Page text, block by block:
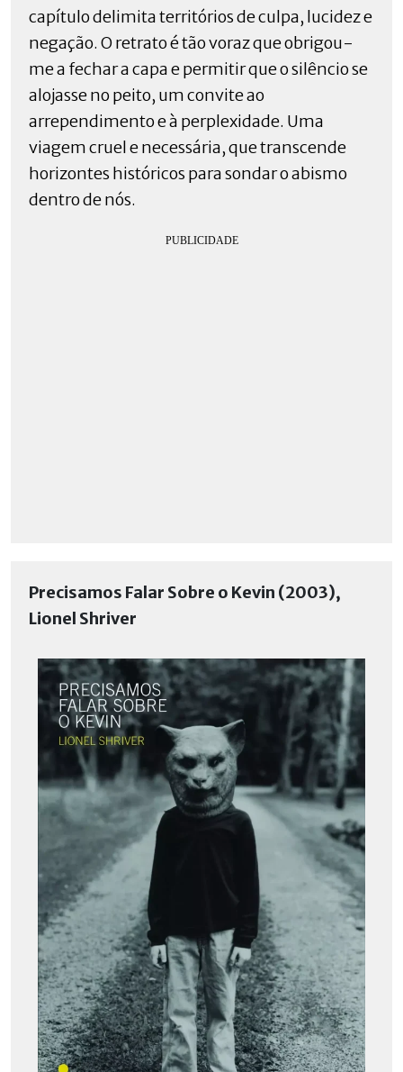
capítulo delimita territórios de culpa, lucidez e
negação. O retrato é tão voraz que obrigou-
me a fechar a capa e permitir que o silêncio se
alojasse no peito, um convite ao
arrependimento e à perplexidade. Uma
viagem cruel e necessária, que transcende
horizontes históricos para sondar o abismo
dentro de nós.
Precisamos Falar Sobre o Kevin (2003),
Lionel Shriver